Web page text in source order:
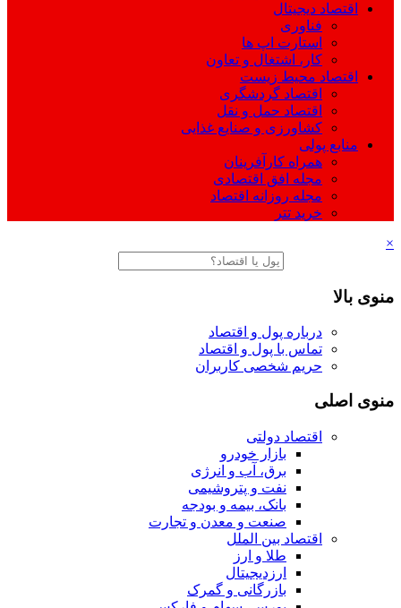
اقتصاد دیجیتال
فناوری
استارت اپ ها
کار، اشتغال و تعاون
اقتصاد محیط زیست
اقتصاد گردشگری
اقتصاد حمل و نقل
کشاورزی و صنایع غذایی
منابع پولی
همراه کارآفرینان
مجله افق اقتصادی
مجله روزانه اقتصاد
خرید تتر
×
منوی بالا
درباره پول و اقتصاد
تماس با پول و اقتصاد
حریم شخصی کاربران
منوی اصلی
اقتصاد دولتی
بازار خودرو
برق، آب و انرژی
نفت و پتروشیمی
بانک، بیمه و بودجه
صنعت و معدن و تجارت
اقتصاد بین الملل
طلا و ارز
ارزدیجیتال
بازرگانی و گمرک